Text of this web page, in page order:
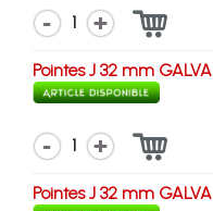
1
Pointes J 32 mm GALVA
1
Pointes J 32 mm GALVA